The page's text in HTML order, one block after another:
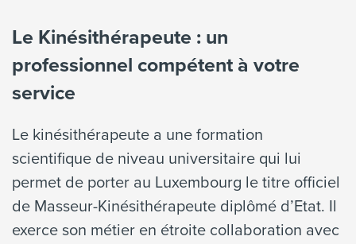
Le Kinésithérapeute : un
professionnel compétent à votre
service
Le kinésithérapeute a une formation
scientifique de niveau universitaire qui lui
permet de porter au Luxembourg le titre officiel
de Masseur-Kinésithérapeute diplômé d’Etat. Il
exerce son métier en étroite collaboration avec